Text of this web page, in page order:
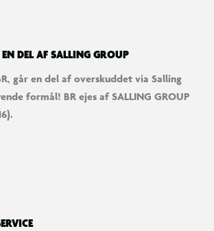
DEL AF SALLING GROUP
går en del af overskuddet via Salling
formål! BR ejes af SALLING GROUP